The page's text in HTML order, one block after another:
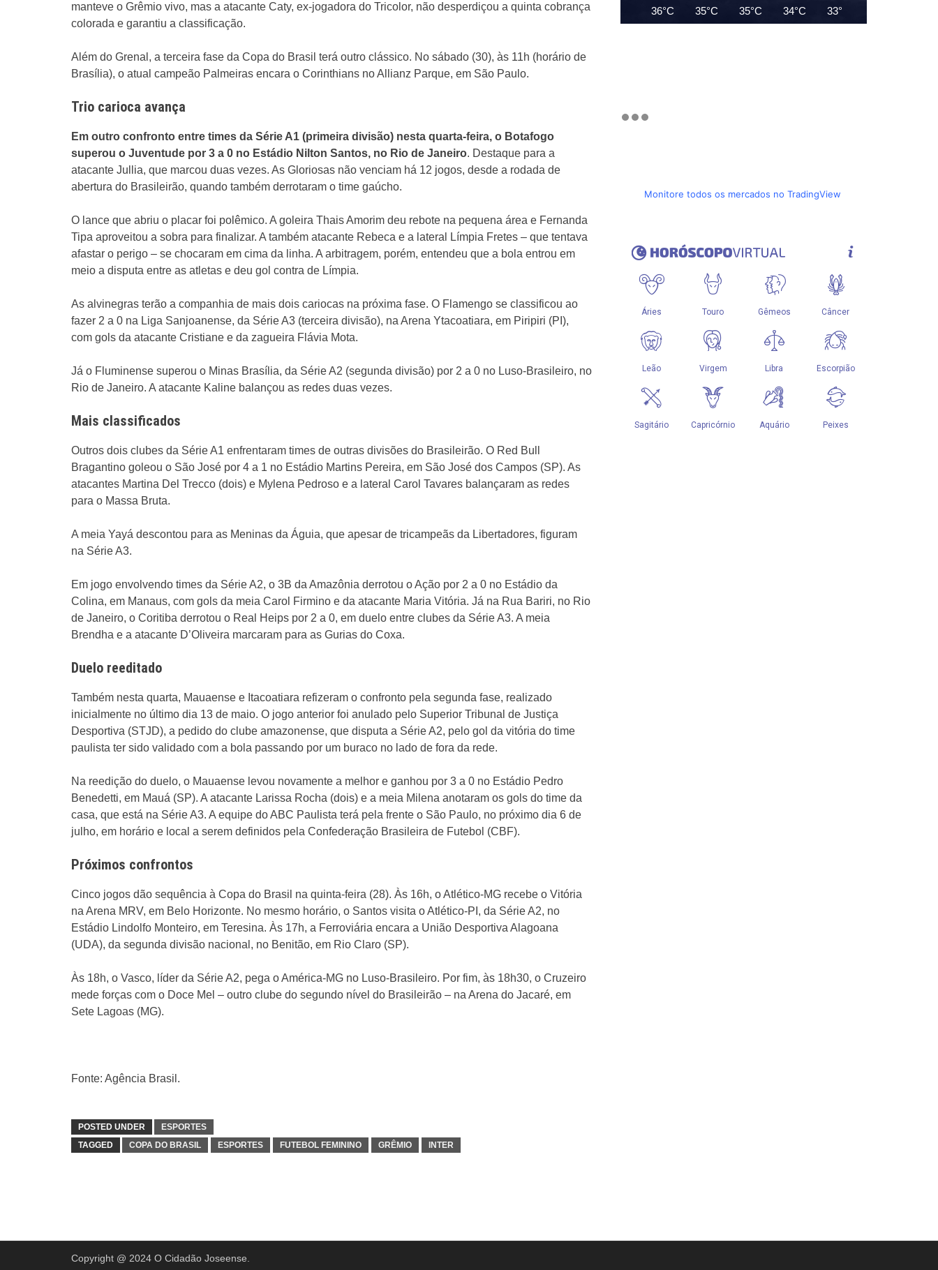
manteve o Grêmio vivo, mas a atacante Caty, ex-jogadora do Tricolor, não desperdiçou a quinta cobrança
colorada e garantiu a classificação.
Além do Grenal, a terceira fase da Copa do Brasil terá outro clássico. No sábado (30), às 11h (horário de
Brasília), o atual campeão Palmeiras encara o Corinthians no Allianz Parque, em São Paulo.
Trio carioca avança
Em outro confronto entre times da Série A1 (primeira divisão) nesta quarta-feira, o Botafogo
superou o Juventude por 3 a 0 no Estádio Nilton Santos, no Rio de Janeiro. Destaque para a
atacante Jullia, que marcou duas vezes. As Gloriosas não venciam há 12 jogos, desde a rodada de
abertura do Brasileirão, quando também derrotaram o time gaúcho.
O lance que abriu o placar foi polêmico. A goleira Thais Amorim deu rebote na pequena área e Fernanda
Tipa aproveitou a sobra para finalizar. A também atacante Rebeca e a lateral Límpia Fretes – que tentava
afastar o perigo – se chocaram em cima da linha. A arbitragem, porém, entendeu que a bola entrou em
meio a disputa entre as atletas e deu gol contra de Límpia.
As alvinegras terão a companhia de mais dois cariocas na próxima fase. O Flamengo se classificou ao
fazer 2 a 0 na Liga Sanjoanense, da Série A3 (terceira divisão), na Arena Ytacoatiara, em Piripiri (PI),
com gols da atacante Cristiane e da zagueira Flávia Mota.
Já o Fluminense superou o Minas Brasília, da Série A2 (segunda divisão) por 2 a 0 no Luso-Brasileiro, no
Rio de Janeiro. A atacante Kaline balançou as redes duas vezes.
Mais classificados
Outros dois clubes da Série A1 enfrentaram times de outras divisões do Brasileirão. O Red Bull
Bragantino goleou o São José por 4 a 1 no Estádio Martins Pereira, em São José dos Campos (SP). As
atacantes Martina Del Trecco (dois) e Mylena Pedroso e a lateral Carol Tavares balançaram as redes
para o Massa Bruta.
A meia Yayá descontou para as Meninas da Águia, que apesar de tricampeãs da Libertadores, figuram
na Série A3.
Em jogo envolvendo times da Série A2, o 3B da Amazônia derrotou o Ação por 2 a 0 no Estádio da
Colina, em Manaus, com gols da meia Carol Firmino e da atacante Maria Vitória. Já na Rua Bariri, no Rio
de Janeiro, o Coritiba derrotou o Real Heips por 2 a 0, em duelo entre clubes da Série A3. A meia
Brendha e a atacante D’Oliveira marcaram para as Gurias do Coxa.
Duelo reeditado
Também nesta quarta, Mauaense e Itacoatiara refizeram o confronto pela segunda fase, realizado
inicialmente no último dia 13 de maio. O jogo anterior foi anulado pelo Superior Tribunal de Justiça
Desportiva (STJD), a pedido do clube amazonense, que disputa a Série A2, pelo gol da vitória do time
paulista ter sido validado com a bola passando por um buraco no lado de fora da rede.
Na reedição do duelo, o Mauaense levou novamente a melhor e ganhou por 3 a 0 no Estádio Pedro
Benedetti, em Mauá (SP). A atacante Larissa Rocha (dois) e a meia Milena anotaram os gols do time da
casa, que está na Série A3. A equipe do ABC Paulista terá pela frente o São Paulo, no próximo dia 6 de
julho, em horário e local a serem definidos pela Confederação Brasileira de Futebol (CBF).
Próximos confrontos
Cinco jogos dão sequência à Copa do Brasil na quinta-feira (28). Às 16h, o Atlético-MG recebe o Vitória
na Arena MRV, em Belo Horizonte. No mesmo horário, o Santos visita o Atlético-PI, da Série A2, no
Estádio Lindolfo Monteiro, em Teresina. Às 17h, a Ferroviária encara a União Desportiva Alagoana
(UDA), da segunda divisão nacional, no Benitão, em Rio Claro (SP).
Às 18h, o Vasco, líder da Série A2, pega o América-MG no Luso-Brasileiro. Por fim, às 18h30, o Cruzeiro
mede forças com o Doce Mel – outro clube do segundo nível do Brasileirão – na Arena do Jacaré, em
Sete Lagoas (MG).
Fonte: Agência Brasil.
POSTED UNDER
ESPORTES
TAGGED
COPA DO BRASIL ESPORTES FUTEBOL FEMININO GRÊMIO INTER
36°C 35°C 35°C 34°C 33°C
Monitore todos os mercados no TradingView
Copyright @ 2024 O Cidadão Joseense.